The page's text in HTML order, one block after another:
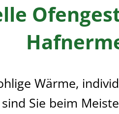
Wärme,
Sie beim